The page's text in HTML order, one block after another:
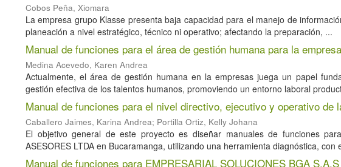
Cobos Peña, Xiomara
La empresa grupo Klasse presenta baja capacidad para el manejo de
planeación a nivel estratégico, técnico ni operativo; afectando la preparación, ...
Manual de funciones para el área de gestión humana para la
Medina Acevedo, Karen Andrea
Actualmente, el área de gestión humana en la empresas juega un papel
gestión efectiva de los talentos humanos, promoviendo un entorno laboral
Manual de funciones para el nivel directivo, ejecutivo y operativo de
Caballero Jaimes, Karina Andrea; Portilla Ortiz, Kelly Johana
El objetivo general de este proyecto es diseñar manuales de funciones
ASESORES LTDA en Bucaramanga, utilizando una herramienta diagnóstica, con
Manual de funciones para EMPRESARIAL SOLUCIONES BGA